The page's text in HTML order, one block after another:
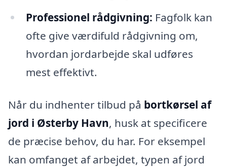
Professionel rådgivning: Fagfolk kan
ofte give værdifuld rådgivning om,
hvordan jordarbejde skal udføres
mest effektivt.
Når du indhenter tilbud på bortkørsel af
jord i Østerby Havn, husk at specificere
de præcise behov, du har. For eksempel
kan omfanget af arbejdet, typen af jord